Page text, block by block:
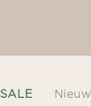
SALE Nieuw